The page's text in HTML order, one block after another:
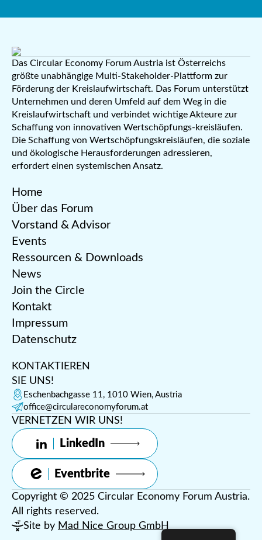
Das Circular Economy Forum Austria ist Österreichs
größte unabhängige Multi-Stakeholder-Plattform zur
Förderung der Kreislaufwirtschaft. Das Forum unterstützt
Unternehmen und deren Umfeld auf dem Weg in die
Kreislaufwirtschaft und verbindet wichtige Akteure zur
Schaffung von innovativen Wertschöpfungs-kreisläufen.
Die Schaffung von Wertschöpfungskreisläufen, die soziale
und ökologische Herausforderungen adressieren,
erfordert einen systemischen Ansatz.
Home
Über das Forum
Vorstand & Advisor
Events
Ressourcen & Downloads
News
Join the Circle
Kontakt
Impressum
Datenschutz
KONTAKTIEREN
SIE UNS!
Eschenbachgasse 11, 1010 Wien, Austria
office@circulareconomyforum.at
VERNETZEN WIR UNS!
LinkedIn
Eventbrite
Copyright © 2025 Circular Economy Forum Austria.
All rights reserved.
Site by Mad Nice Group GmbH